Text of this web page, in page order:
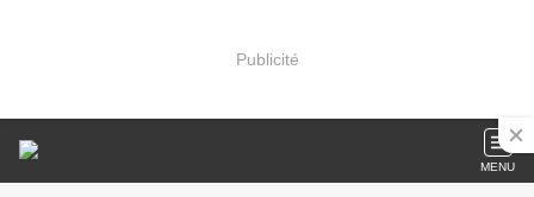
Publicité
MENU